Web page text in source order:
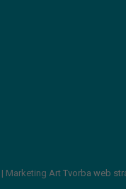
| Marketing Art Tvorba web